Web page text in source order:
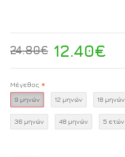
12.40€
24.80€
Μέγεθος
9 μηνών
12 μηνών 18 μηνών
36 μηνών 48 μηνών 5 ετών